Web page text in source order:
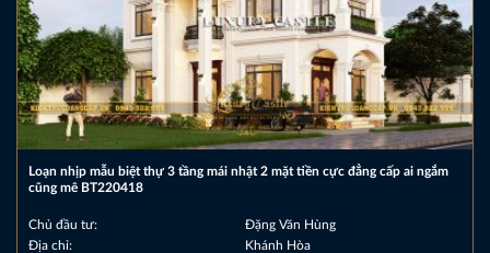
Loạn nhịp mẫu biệt thự 3 tầng mái nhật 2 mặt tiền cực đẳng cấp ai ngắm
cũng mê BT220418
Chủ đầu tư:
Đặng Văn Hùng
Địa chỉ:
Khánh Hòa